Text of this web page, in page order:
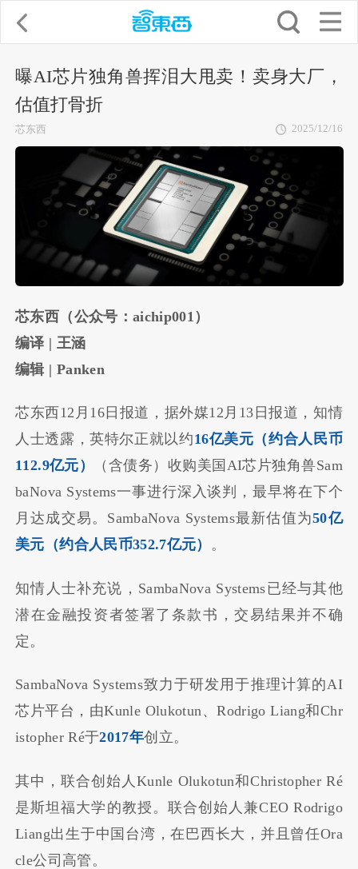
曝AI芯片独角兽挥泪大甩卖！卖身大厂，
估值打骨折
芯东西 2025/12/16
芯东西（公众号：aichip001）
编译 | 王涵
编辑 | Panken
芯东西12月16日报道，据外媒12月13日报道，知情
人士透露，英特尔正就以约16亿美元（约合人民币
112.9亿元）
（含债务）收购美国AI芯片独角兽Sam
baNova Systems一事进行深入谈判，最早将在下个
月达成交易。SambaNova Systems最新估值为50亿
美元（约合人民币352.7亿元）
。
知情人士补充说，SambaNova Systems已经与其他
潜在金融投资者签署了条款书，交易结果并不确
定。
SambaNova Systems致力于研发用于推理计算的AI
芯片平台，由Kunle Olukotun、Rodrigo Liang和Chr
istopher Ré于2017年创立。
其中，联合创始人Kunle Olukotun和Christopher Ré
是斯坦福大学的教授。联合创始人兼CEO Rodrigo
Liang出生于中国台湾，在巴西长大，并且曾任Ora
cle公司高管。